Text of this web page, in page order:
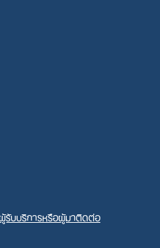
รับบริการหรือผู้มาติดต่อ